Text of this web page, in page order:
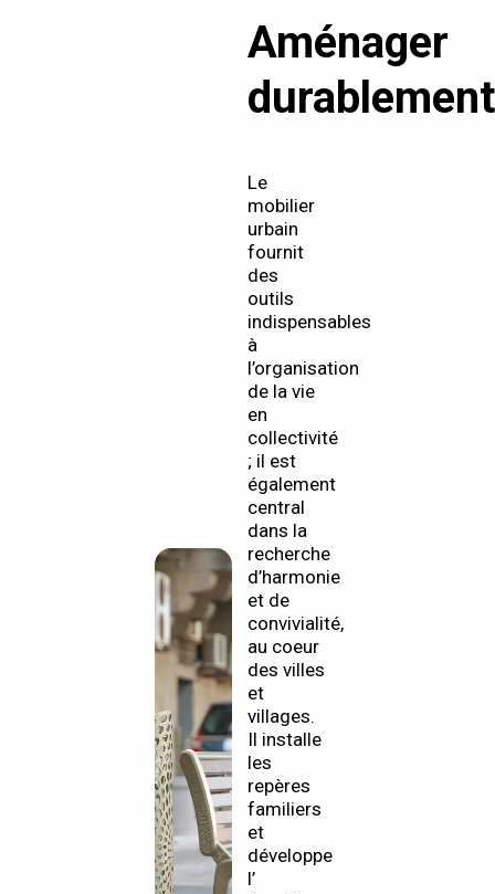
Aménager
durablement
Le
mobilier
urbain
fournit
des
outils
indispensables
à
l’organisation
de la vie
en
collectivité
; il est
également
central
dans la
recherche
d’harmonie
et de
convivialité,
au coeur
des villes
et
villages.
Il installe
les
repères
familiers
et
développe
l’